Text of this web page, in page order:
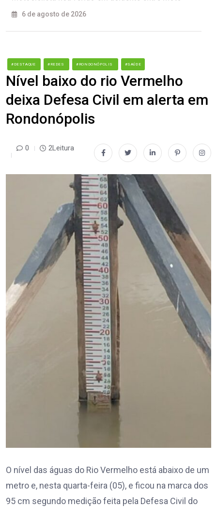
6 de agosto de 2026
#DESTAQUE #REDES #RONDONÓPOLIS #SAÚDE
Nível baixo do rio Vermelho
deixa Defesa Civil em alerta em
Rondonópolis
0 2Leitura
O nível das águas do Rio Vermelho está abaixo de um
metro e, nesta quarta-feira (05), e ficou na marca dos
95 cm segundo medição feita pela Defesa Civil do